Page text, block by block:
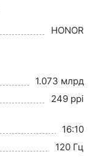
HONOR
1.073 млрд
249 ppi
16:10
120 Гц